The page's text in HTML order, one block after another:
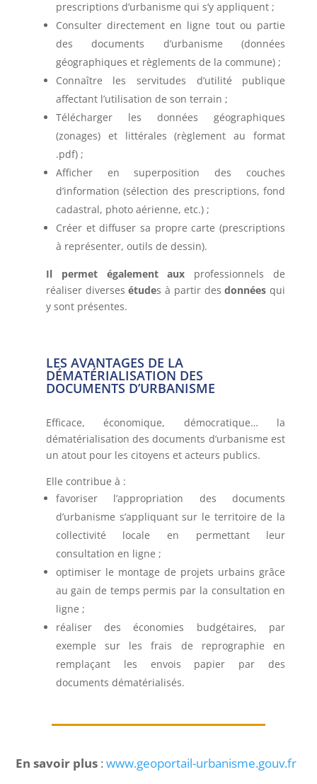
prescriptions d’urbanisme qui s’y appliquent ;
Consulter directement en ligne tout ou partie
des documents d’urbanisme (données
géographiques et règlements de la commune) ;
Connaître les servitudes d’utilité publique
affectant l’utilisation de son terrain ;
Télécharger les données géographiques
(zonages) et littérales (règlement au format
.pdf) ;
Afficher en superposition des couches
d’information (sélection des prescriptions, fond
cadastral, photo aérienne, etc.) ;
Créer et diffuser sa propre carte (prescriptions
à représenter, outils de dessin).
Il permet également aux professionnels de
réaliser diversesétudes à partir desdonnées qui
y sont présentes.
LES AVANTAGES DE LA
DÉMATÉRIALISATION DES
DOCUMENTS D’URBANISME
Efficace, économique, démocratique… la
dématérialisation des documents d’urbanisme est
un atout pour les citoyens et acteurs publics.
Elle contribue à :
favoriser l’appropriation des documents
d’urbanisme s’appliquant sur le territoire de la
collectivité locale en permettant leur
consultation en ligne ;
optimiser le montage de projets urbains grâce
au gain de temps permis par la consultation en
ligne ;
réaliser des économies budgétaires, par
exemple sur les frais de reprographie en
remplaçant les envois papier par des
documents dématérialisés.
En savoir plus :www.geoportail-urbanisme.gouv.fr